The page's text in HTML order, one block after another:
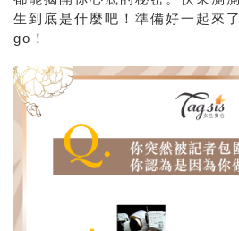
生到底是什麼吧！準備好一起來
go！